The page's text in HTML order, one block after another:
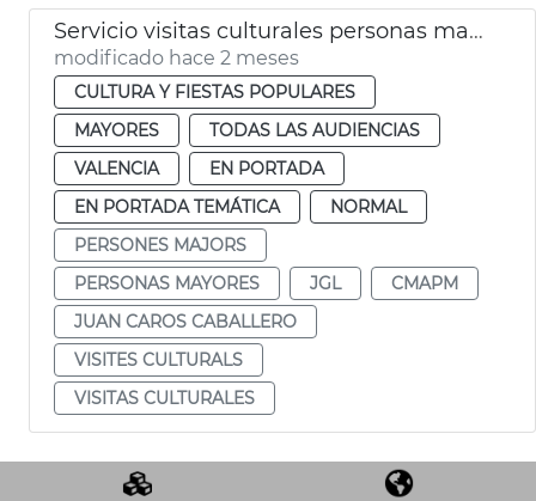
Servicio visitas culturales personas mayores València
modificado hace 2 meses
CULTURA Y FIESTAS POPULARES
MAYORES
TODAS LAS AUDIENCIAS
VALENCIA
EN PORTADA
EN PORTADA TEMÁTICA
NORMAL
PERSONES MAJORS
PERSONAS MAYORES
JGL
CMAPM
JUAN CAROS CABALLERO
VISITES CULTURALS
VISITAS CULTURALES